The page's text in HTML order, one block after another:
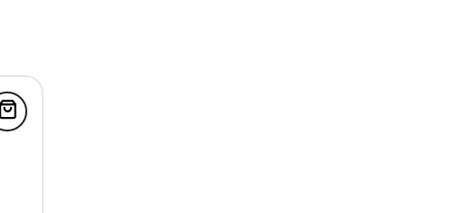
winkelwagen
Voeg Cream Developer 2% (7 Vol.) 1000ml in de